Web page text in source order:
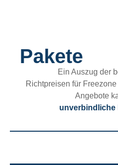
Pakete
Ein Auszug der
Richtpreisen für
Angebote
unverbindliche